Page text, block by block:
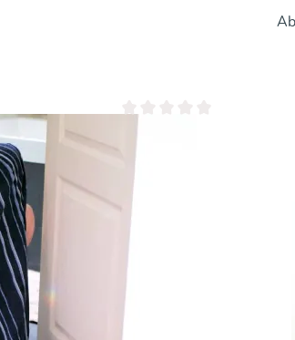
Ab